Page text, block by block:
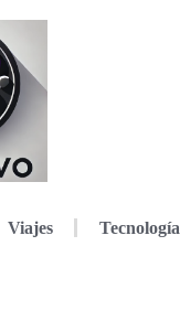
Viajes Tecnología